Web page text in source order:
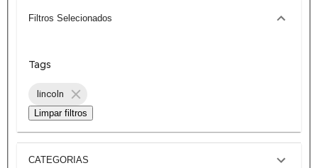
Filtros Selecionados
Tags
lincoln
Limpar filtros
CATEGORIAS